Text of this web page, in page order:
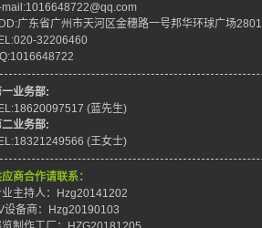
mail:1016648722@qq.com
广东省广州市天河区金穗路一号邦华环球广场2801
32206460
业务部:
(蓝先生)
业务部:
(王女士)
商合作请联系：
业主持人：Hzg20141202
设备商：Hzg20190103